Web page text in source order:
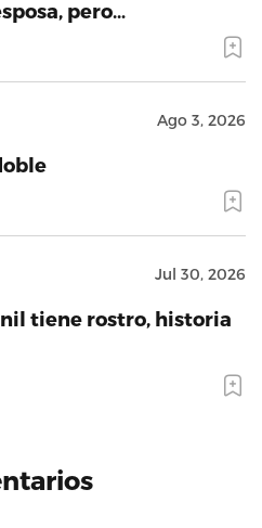
pero…
Ago 3, 2026
Jul 30, 2026
tiene rostro, historia